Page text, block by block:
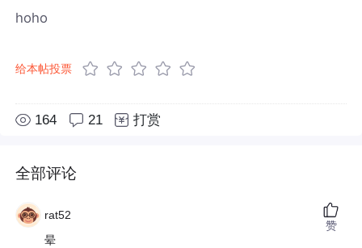
hoho
给本帖投票
164 21 打赏
全部评论
rat52
晕
赞